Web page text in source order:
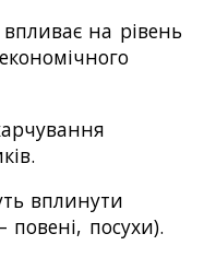
на рівень
вплинути
посухи).